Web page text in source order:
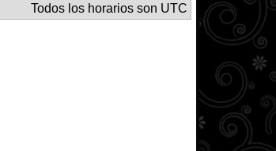
Todos los horarios son UTC